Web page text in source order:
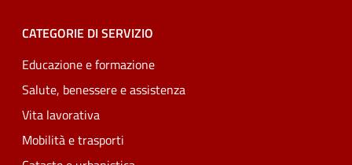
CATEGORIE DI SERVIZIO
Educazione e formazione
Salute, benessere e assistenza
Vita lavorativa
Mobilità e trasporti